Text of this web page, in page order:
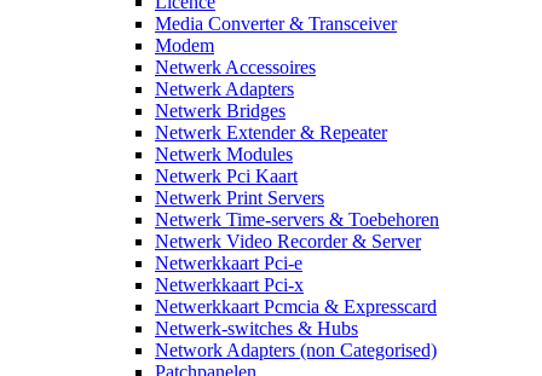
Media Converter & Transceiver
Modem
Netwerk Accessoires
Netwerk Adapters
Netwerk Bridges
Netwerk Extender & Repeater
Netwerk Modules
Netwerk Pci Kaart
Netwerk Print Servers
Netwerk Time-servers & Toebehoren
Netwerk Video Recorder & Server
Netwerkkaart Pci-e
Netwerkkaart Pci-x
Netwerkkaart Pcmcia & Expresscard
Netwerk-switches & Hubs
Network Adapters (non Categorised)
Patchpanelen